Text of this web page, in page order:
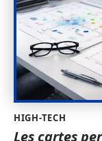
HIGH-TECH
Les cartes